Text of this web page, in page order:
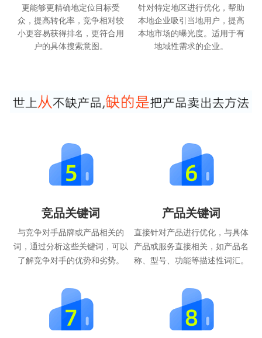
更能够更精确地定位目标受
众，提高转化率，竞争相对较
小更容易获得排名，更符合用
户的具体搜索意图。
针对特定地区进行优化，帮助
本地企业吸引当地用户，提高
本地市场的曝光度。适用于有
地域性需求的企业。
竞品关键词
与竞争对手品牌或产品相关的
词，通过分析这些关键词，可以
了解竞争对手的优势和劣势。
产品关键词
直接针对产品进行优化，与具体
产品或服务直接相关，如产品名
称、型号、功能等描述性词汇。